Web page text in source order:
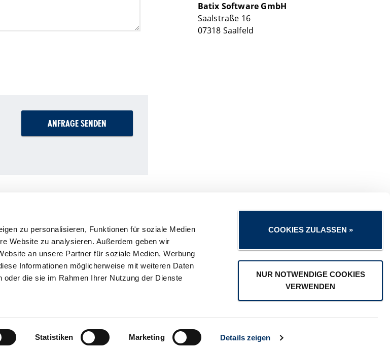
zu personalisieren, Funktionen für soziale Medien
Website zu analysieren. Außerdem geben wir
an unsere Partner für soziale Medien, Werbung
Informationen möglicherweise mit weiteren Daten
die sie im Rahmen Ihrer Nutzung der Dienste
Statistiken Marketing Details zeigen
COOKIES ZULASSEN »
NUR NOTWENDIGE COOKIES
VERWENDEN
Batix Software GmbH
Saalstraße 16
07318 Saalfeld
zum Impressum